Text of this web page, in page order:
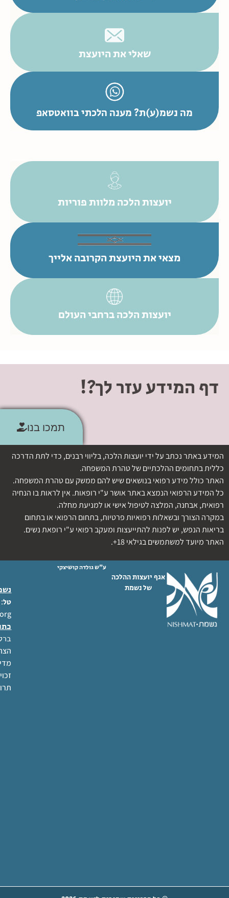
שאלי את היועצת
מה נשמ(ע)ת? מענה הלכתי בוואטסאפ
יועצות הלכה מלוות פוריות
מצאי את היועצת הקרובה אלייך
יועצות הלכה ברחבי העולם
דף המידע עזר לך?!
תמכו בנו
המידע באתר נכתב על ידי יועצות הלכה, בליווי רבנים, כדי לתת הדרכה
כללית בתחומים ההלכתיים של טהרת המשפחה.
האתר כולל מידע רפואי בנושאים שיש להם ממשק עם טהרת המשפחה.
כל המידע הרפואי הנמצא באתר אושר ע"י רופאות. אין לראות בו הנחיה
רפואית, אבחנה, המלצה לטיפול אישי או למניעת מחלה.
במקרה הצורך ובשאלות רפואיות פרטיות, בתחום הרפואי או בתחום
בריאות הנפש, יש לפנות להתייעצות ומעקב רפואי ע"י רופאת נשים.
האתר מיועד למשתמשים בגילאי 18+.
אגף יועצות ההלכה
של נשמת
ע"ש גולדה קושיצקי
טל: 02-6404333
ברל